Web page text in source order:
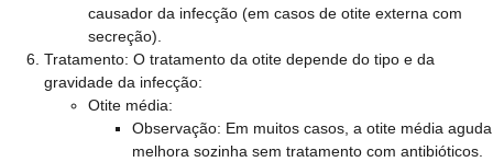
causador da infecção (em casos de otite externa com
secreção).
Tratamento: O tratamento da otite depende do tipo e da
gravidade da infecção:
Otite média:
Observação: Em muitos casos, a otite média aguda
melhora sozinha sem tratamento com antibióticos.